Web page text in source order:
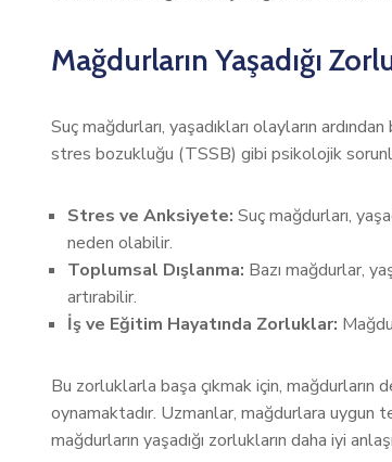
Mağdurların Yaşadığı
Suç mağdurları, yaşadıkları olayların
stres bozukluğu (TSSB) gibi psikolojik
Stres ve Anksiyete: Suç mağdurları,
neden olabilir.
Toplumsal Dışlanma: Bazı mağdurlar,
artırabilir.
İş ve Eğitim Hayatında Zorluklar:
Bu zorluklarla başa çıkmak için,
oynamaktadır. Uzmanlar, mağdurlara uygun
mağdurların yaşadığı zorlukların daha iyi